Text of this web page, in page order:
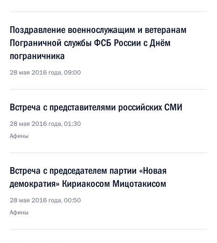
Поздравление военнослужащим и ветеранам
Пограничной службы ФСБ России с Днём
пограничника
28 мая 2016 года, 09:00
Встреча с представителями российских СМИ
28 мая 2016 года, 01:30
Афины
Встреча с председателем партии «Новая
демократия» Кириакосом Мицотакисом
28 мая 2016 года, 00:50
Афины